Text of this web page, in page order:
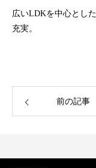
広いLDKを中心とし
充実。
前の記事